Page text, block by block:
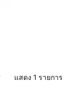
แสดง 1 รายการ